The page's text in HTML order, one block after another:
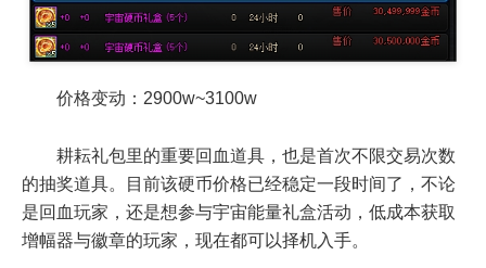
价格变动：2900w~3100w
耕耘礼包里的重要回血道具，也是首次不限交易次数
的抽奖道具。目前该硬币价格已经稳定一段时间了，不论
是回血玩家，还是想参与宇宙能量礼盒活动，低成本获取
增幅器与徽章的玩家，现在都可以择机入手。